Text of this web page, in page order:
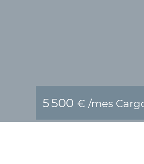
5 500 € /mes